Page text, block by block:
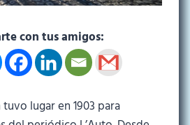
con tus amigos:
lugar en 1903 para